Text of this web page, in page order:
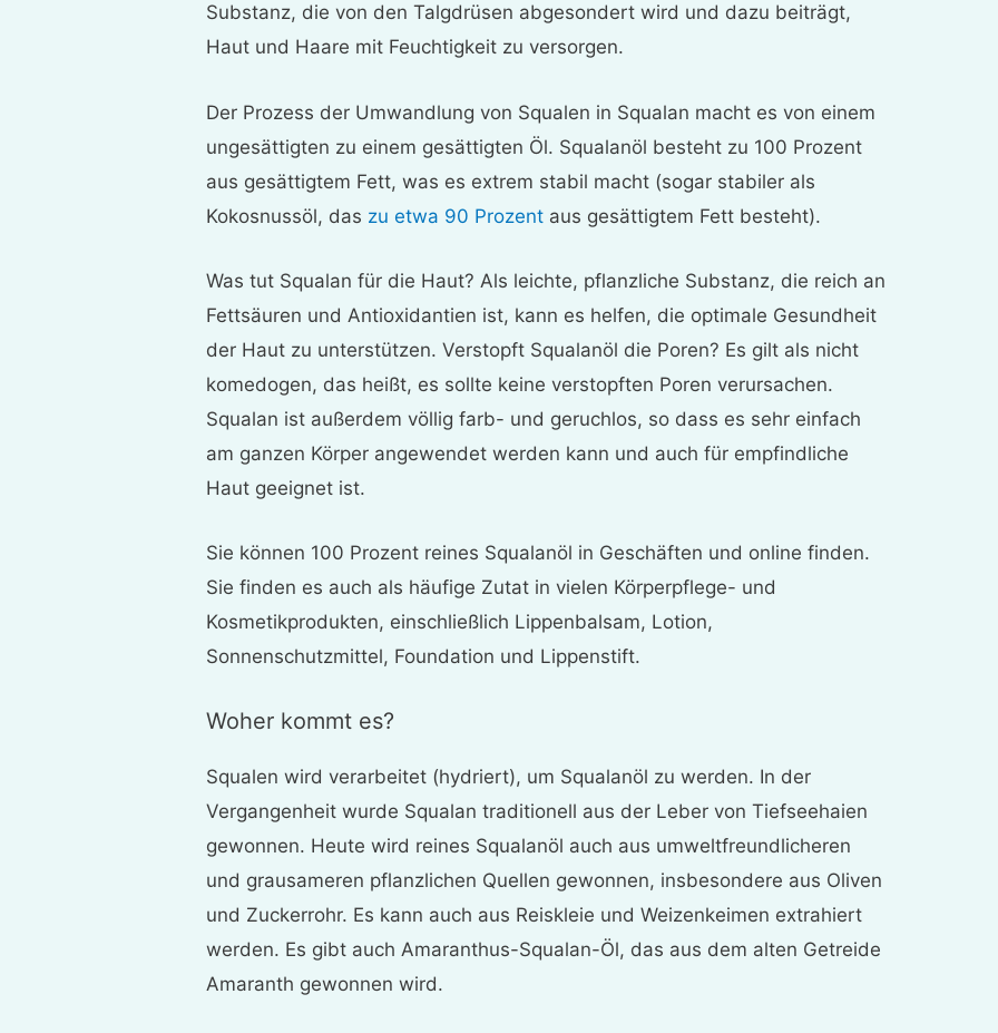
Substanz, die von den Talgdrüsen abgesondert wird und dazu beiträgt,
Haut und Haare mit Feuchtigkeit zu versorgen.
Der Prozess der Umwandlung von Squalen in Squalan macht es von einem
ungesättigten zu einem gesättigten Öl. Squalanöl besteht zu 100 Prozent
aus gesättigtem Fett, was es extrem stabil macht (sogar stabiler als
Kokosnussöl, das zu etwa 90 Prozent aus gesättigtem Fett besteht).
Was tut Squalan für die Haut? Als leichte, pflanzliche Substanz, die reich an
Fettsäuren und Antioxidantien ist, kann es helfen, die optimale Gesundheit
der Haut zu unterstützen. Verstopft Squalanöl die Poren? Es gilt als nicht
komedogen, das heißt, es sollte keine verstopften Poren verursachen.
Squalan ist außerdem völlig farb- und geruchlos, so dass es sehr einfach
am ganzen Körper angewendet werden kann und auch für empfindliche
Haut geeignet ist.
Sie können 100 Prozent reines Squalanöl in Geschäften und online finden.
Sie finden es auch als häufige Zutat in vielen Körperpflege- und
Kosmetikprodukten, einschließlich Lippenbalsam, Lotion,
Sonnenschutzmittel, Foundation und Lippenstift.
Woher kommt es?
Squalen wird verarbeitet (hydriert), um Squalanöl zu werden. In der
Vergangenheit wurde Squalan traditionell aus der Leber von Tiefseehaien
gewonnen. Heute wird reines Squalanöl auch aus umweltfreundlicheren
und grausameren pflanzlichen Quellen gewonnen, insbesondere aus Oliven
und Zuckerrohr. Es kann auch aus Reiskleie und Weizenkeimen extrahiert
werden. Es gibt auch Amaranthus-Squalan-Öl, das aus dem alten Getreide
Amaranth gewonnen wird.